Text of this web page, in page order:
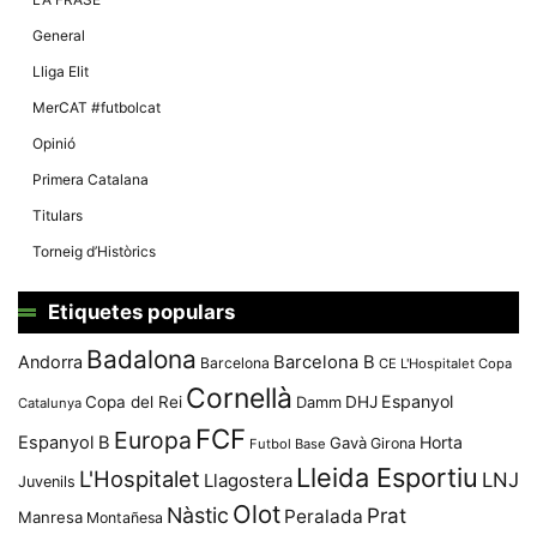
General
Lliga Elit
MerCAT #futbolcat
Opinió
Primera Catalana
Titulars
Torneig d’Històrics
Etiquetes populars
Andorra Badalona Barcelona Barcelona B CE L'Hospitalet Copa
Catalunya Copa del Rei Cornellà Damm DHJ Espanyol
Espanyol B Europa FCF Futbol Base Gavà Girona Horta
Juvenils L'Hospitalet Llagostera Lleida Esportiu LNJ
Manresa Montañesa Nàstic Olot Peralada Prat